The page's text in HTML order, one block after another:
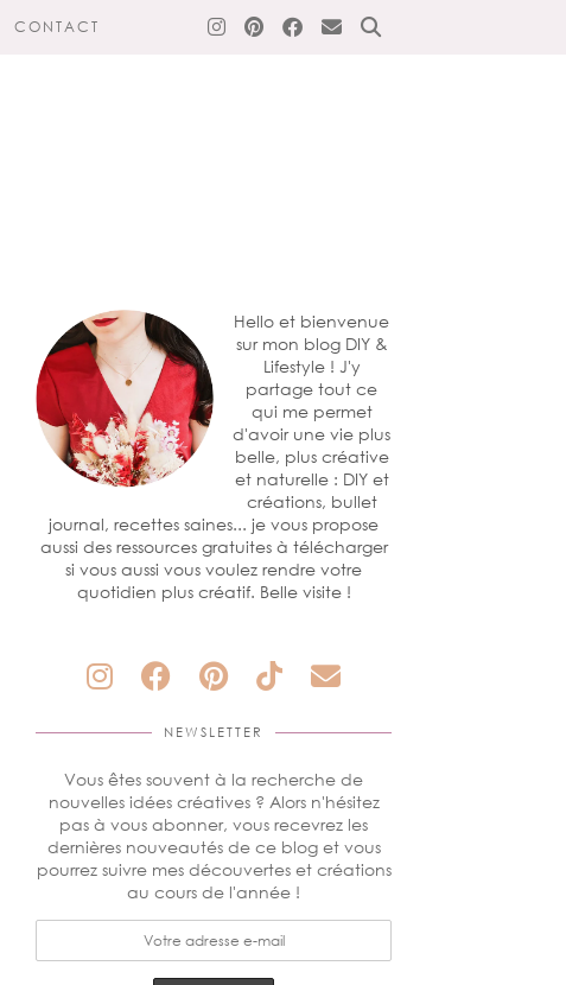
CONTACT
Hello et bienvenue
sur mon blog DIY &
Lifestyle ! J'y
partage tout ce
qui me permet
d'avoir une vie plus
belle, plus créative
et naturelle : DIY et
créations, bullet
journal, recettes saines... je vous propose
aussi des ressources gratuites à télécharger
si vous aussi vous voulez rendre votre
quotidien plus créatif. Belle visite !
NEWSLETTER
Vous êtes souvent à la recherche de
nouvelles idées créatives ? Alors n'hésitez
pas à vous abonner, vous recevrez les
dernières nouveautés de ce blog et vous
pourrez suivre mes découvertes et créations
au cours de l'année !